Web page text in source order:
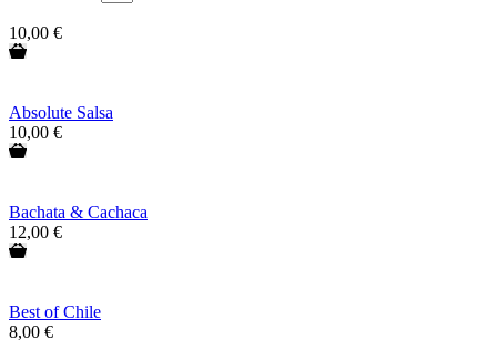
10,00 €
Absolute Salsa
10,00 €
Bachata & Cachaca
12,00 €
Best of Chile
8,00 €